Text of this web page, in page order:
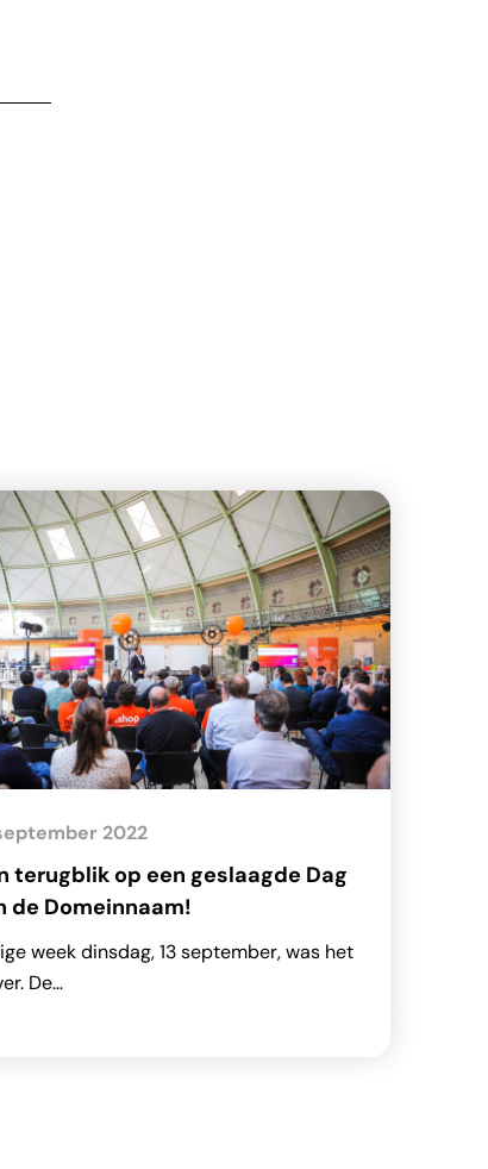
terugblik op een geslaagde Dag
de Domeinnaam!
2022
week dinsdag, 13 september, was het
De…